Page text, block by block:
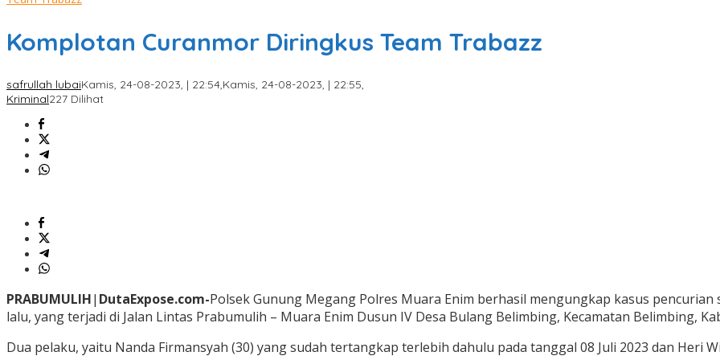
Komplotan Curanmor Diringkus Team Trabazz
safrullah lubaiKamis, 24-08-2023, | 22:54,Kamis, 24-08-2023, | 22:55,
Kriminal227 Dilihat
PRABUMULIH| DutaExpose.com-Polsek Gunung Megang Polres Muara Enim berhasil mengungkap kasus
lalu, yang terjadi di Jalan Lintas Prabumulih – Muara Enim Dusun IV Desa Bulang Belimbing, Kecamatan Belimbing,
Dua pelaku, yaitu Nanda Firmansyah (30) yang sudah tertangkap terlebih dahulu pada tanggal 08 Juli 2023 dan Heri